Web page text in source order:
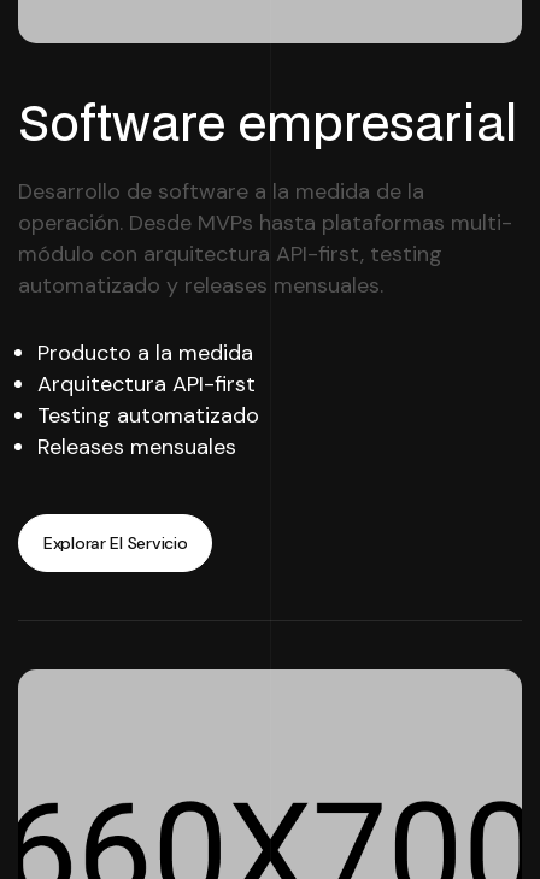
Software empresarial
Desarrollo de software a la medida de la
operación. Desde MVPs hasta plataformas multi-
módulo con arquitectura API-first, testing
automatizado y releases mensuales.
Producto a la medida
Arquitectura API-first
Testing automatizado
Releases mensuales
Explorar El Servicio